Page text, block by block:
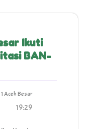
Ikuti
BAN-
Aceh Besar
19:29